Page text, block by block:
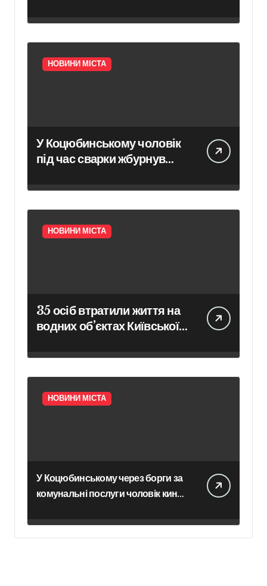
попереджають про
небезпечну тенденцію
НОВИНИ МІСТА
У Коцюбинському чоловік
під час сварки жбурнув
адмінбудівлі
НОВИНИ МІСТА
35 осіб втратили життя на
водних об’єктах Київської
НОВИНИ МІСТА
У Коцюбинському через борги за
комунальні послуги чоловік кинув